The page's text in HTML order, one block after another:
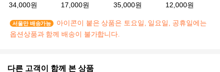
34,000원
17,000원
35,000원
12,000원
서울만 배송가능
아이콘이 붙은 상품은 토요일, 일요일, 공휴일에는
옵션상품과 함께 배송이 불가합니다.
다른 고객이 함께 본 상품